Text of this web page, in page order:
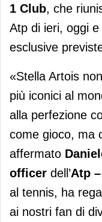
1 Club, che
Atp di ieri, oggi
esclusive
«Stella Artois
più iconici al
alla perfezione
come gioco, ma
affermato
officer dell’Atp –
al tennis, ha
ai nostri fan di